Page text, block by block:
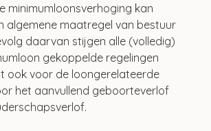
minimumloonsverhoging kan
algemene maatregel van bestuur
daarvan stijgen alle (volledig)
gekoppelde regelingen
ook voor de loongerelateerde
het aanvullend geboorteverlof